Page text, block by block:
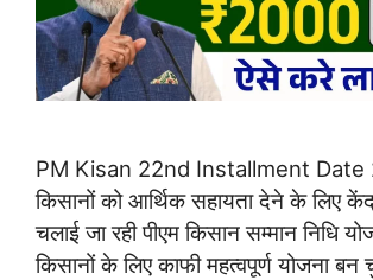
PM Kisan 22nd Installment Date
किसानों को आर्थिक सहायता देने के लिए
चलाई जा रही पीएम किसान सम्मान निधि
किसानों के लिए काफी महत्वपूर्ण योजना